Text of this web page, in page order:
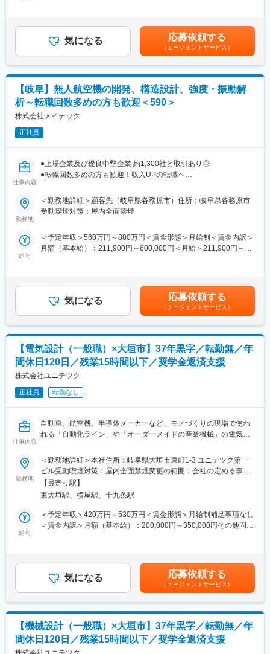
です。また、定年到達者が738名（エンジニアのみ）となってお
り、定年到達後も生涯プロエンジニアとして腰を据えてお仕事を
していただける環境があります。
アクチュエータ等の機構設計を仕様検討から経験する事が出来ま
す。今後DX化に取り組む企業が拡大する中で製品分野問わず、幅
広い業務に配属可能なキャリアアップが期待されます。
■チーム構成：
11～15人が在籍しています。
■当社について：
人材派遣の中でもエンジニア派遣に特化したビジネスを展開して
＜事業詳細＞
におけるミドルレンジと言われる領域を強みとしております。近
年はAIやIoTなどの技術革新が進んでおり、社会におけるエンジニ
＜充実した教育・研修＞
エンジニアはメイテックグループの充実した研修設備や最新機材
を活用し、継続的に技術力を向上させています。研修では現役エ
ンジニアが講師を務め、市場ニーズにマッチする実用性の高いス
キル・知識を教育。現場でいち早く戦力となる人材を育成してい
ます。さらに徹底した人間力研修によってコミュニケーション力
や業務推進力といった人間力の向上にも取り組むことで、現場の
チーム力アップに貢献します。
目安の金額であり、選考を通じて上下する可能性があります。月
給(月額)は固定手当を含めた表記です。
気になる 応募依頼する
（エージェントサービス）
【岐阜】無人航空機の開発、構造設計、強度・振動解
析～転職回数多めの方も歓迎＜590＞
株式会社メイテック
正社員
仕事内容
●上場企業及び優良中堅企業 約1,300社と取引あり◎
●転職回数多めの方も歓迎！収入UPの転職へ
■業務内容：
当。コンポーネント担当者として部位毎に基本設計～詳細設計を
担当頂きます。
スキルが
身に付くと考えています。
■チーム構成：
2～5人（内当社メンバー3～5人）が在籍しています。
■当社について：
人材派遣の中でもエンジニア派遣に特化したビジネスを展開して
います。主に自動車や産業用機器、半導体、情報通信機器などの
さまざまなモノづくりを行う企業に、エンジニアの高度な技術力
＜事業詳細＞
特に得意としている領域は、設計開発～評価試験までの製品開発
年はAIやIoTなどの技術革新が進んでおり、社会におけるエンジニ
ア人材の重要性がドンドン加速しており、当社は各顧客企業の戦
略の重要な役割を担っています。
＜充実した教育・研修＞
長年にわたって構築してきた教育・研修体制も当社のエンジニア
が常にお客様のニーズに応えられる理由の一つです。
キル・知識を教育。現場でいち早く戦力となる人材を育成してい
ます。さらに徹底した人間力研修によってコミュニケーション力
や業務推進力といった人間力の向上にも取り組むことで、現場の
勤務地
＜勤務地詳細＞顧客先（岐阜県各務原市）住所：岐阜県各務原市
受動喫煙対策：屋内全面禁煙
給与
＜予定年収＞560万円～800万円＜賃金形態＞月給制＜賃金内訳＞
月額（基本給）：211,900円～600,000円＜月給＞211,900円～
目安の金額であり、選考を通じて上下する可能性があります。月
給(月額)は固定手当を含めた表記です。
気になる 応募依頼する
（エージェントサービス）
【電気設計（一般職）×大垣市】37年黒字／転勤無／年
間休日120日／残業15時間以下／奨学金返済支援
株式会社ユニテツク
正社員 転勤なし
仕事内容
自動車、航空機、半導体メーカーなど、モノづくりの現場で使わ
れる「自動化ライン」や「オーダーメイドの産業機械」の電気・
生産設備の電気・制御設計経験が少ない方も安心してスタートで
きる環境を整えています。
「これまではハード設計（もしくはソフト設計）のみ担当してい
た」
「流用設計や小規模な修正図面の作成が中心だった」
これまでの電気の基礎スキルを活かしつつ、既存データを流用し
た設計や先輩のサポートからスタートし、段階的に「電気設計の
プロ」へとステップアップしていける環境です。
あなたの現在のスキルや経験に合わせて、できる仕事から無理な
くお任せします。
●各種産業機械の電気回路設計・ハード設計（盤レイアウト、配線
図など）
勤務地
＜勤務地詳細＞本社住所：岐阜県大垣市東町1-3 ユニテツク第一
ビル受動喫煙対策：屋内全面禁煙変更の範囲：会社の定める事業
所【最寄り駅】
東大垣駅、横屋駅、十九条駅
給与
＜予定年収＞420万円～530万円＜賃金形態＞月給制補足事項なし
＜賃金内訳＞月額（基本給）：200,000円～350,000円その他固定
月）過去実績4,000～10,000円■賞与：年2回（6月、12月） ※別
途、決算賞与が支給される場合があります。賃金はあくまでも目
安の金額であり、選考を通じて上下する可能性があります。月給
(月額)は固定手当を含めた表記です。
気になる 応募依頼する
（エージェントサービス）
【機械設計（一般職）×大垣市】37年黒字／転勤無／年
間休日120日／残業15時間以下／奨学金返済支援